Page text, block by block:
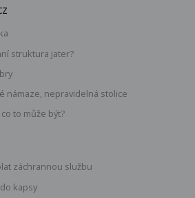
struktura jater?
námaze, nepravidelná stolice
to může být?
záchrannou službu
kapsy